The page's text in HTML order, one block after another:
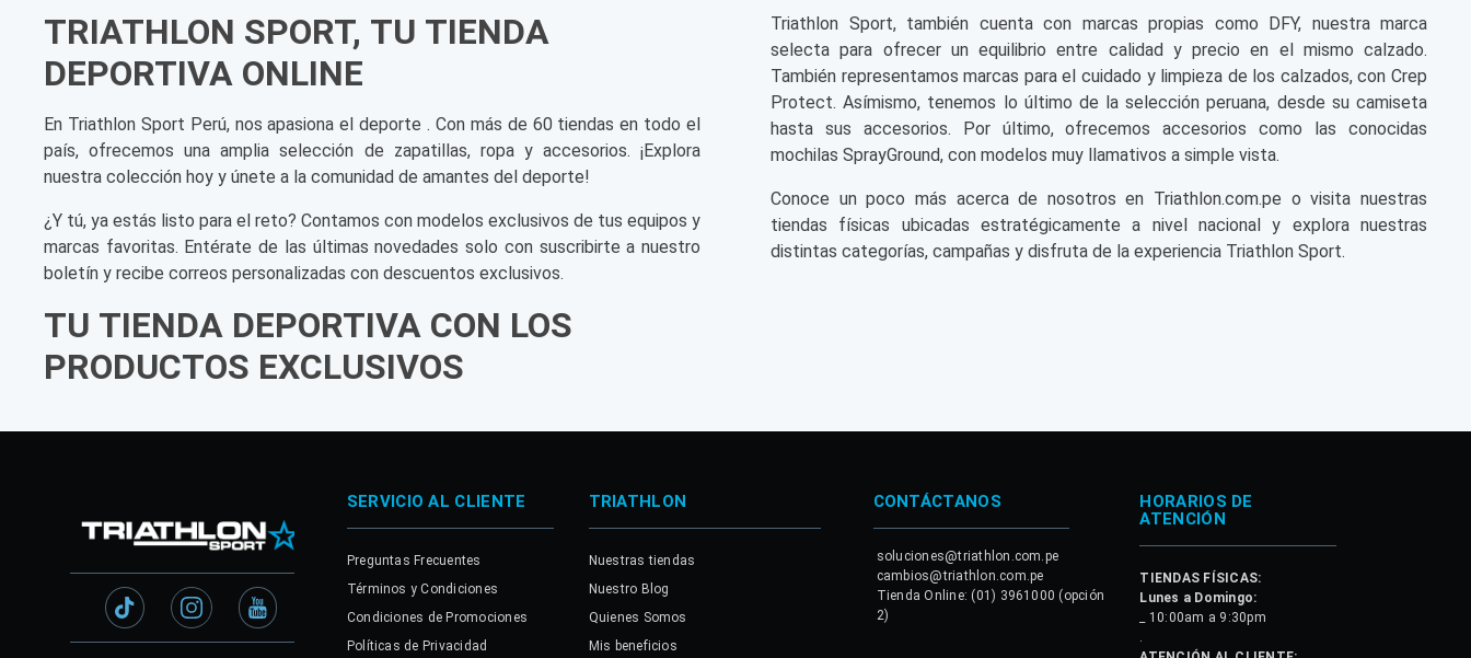
TRIATHLON SPORT, TU TIENDA
DEPORTIVA ONLINE
En Triathlon Sport Perú, nos apasiona el deporte . Con más de 60 tiendas en todo el
país, ofrecemos una amplia selección de zapatillas, ropa y accesorios. ¡Explora
nuestra colección hoy y únete a la comunidad de amantes del deporte!
¿Y tú, ya estás listo para el reto? Contamos con modelos exclusivos de tus equipos y
marcas favoritas. Entérate de las últimas novedades solo con suscribirte a nuestro
boletín y recibe correos personalizadas con descuentos exclusivos.
TU TIENDA DEPORTIVA CON LOS
PRODUCTOS EXCLUSIVOS
Triathlon Sport, también cuenta con marcas propias como DFY, nuestra marca
selecta para ofrecer un equilibrio entre calidad y precio en el mismo calzado.
También representamos marcas para el cuidado y limpieza de los calzados, con Crep
Protect. Asímismo, tenemos lo último de la selección peruana, desde su camiseta
hasta sus accesorios. Por último, ofrecemos accesorios como las conocidas
mochilas SprayGround, con modelos muy llamativos a simple vista.
Conoce un poco más acerca de nosotros en Triathlon.com.pe o visita nuestras
tiendas físicas ubicadas estratégicamente a nivel nacional y explora nuestras
distintas categorías, campañas y disfruta de la experiencia Triathlon Sport.
SERVICIO AL CLIENTE
Preguntas Frecuentes
Términos y Condiciones
Condiciones de Promociones
Políticas de Privacidad
TRIATHLON
Nuestras tiendas
Nuestro Blog
Quienes Somos
Mis beneficios
CONTÁCTANOS
soluciones@triathlon.com.pe
cambios@triathlon.com.pe
Tienda Online: (01) 3961000 (opción
2)
HORARIOS DE
ATENCIÓN
TIENDAS FÍSICAS:
Lunes a Domingo:
_ 10:00am a 9:30pm
.